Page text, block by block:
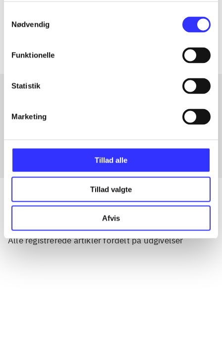
Nødvendig
Funktionelle
Statistik
Marketing
Tillad alle
Tillad valgte
Afvis
Artiklerne i
Artikler med samme emner
Artikler
Alle registrerede artikler fordelt på udgivelser